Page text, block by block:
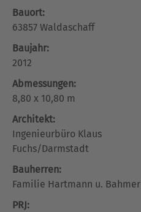
Bauort:
63857 Waldaschaff
Baujahr:
2012
Abmessungen:
8,80 x 10,80 m
Architekt:
Ingenieurbüro Klaus
Fuchs/Darmstadt
Bauherren:
Familie Hartmann u. Bahmer
PRJ: